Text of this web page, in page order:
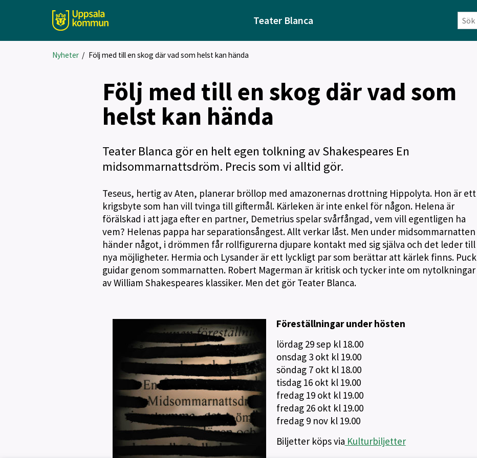
Teater Blanca
Nyheter / Följ med till en skog där vad som helst kan hända
Följ med till en skog där vad som
helst kan hända
Teater Blanca gör en helt egen tolkning av Shakespeares En
midsommarnattsdröm. Precis som vi alltid gör.
Teseus, hertig av Aten, planerar bröllop med amazonernas drottning Hippolyta. Hon är ett
krigsbyte som han vill tvinga till giftermål. Kärleken är inte enkel för någon. Helena är
förälskad i att jaga efter en partner, Demetrius spelar svårfångad, vem vill egentligen ha
vem? Helenas pappa har separationsångest. Allt verkar låst. Men under midsommarnatten
händer något, i drömmen får rollfigurerna djupare kontakt med sig själva och det leder till
nya möjligheter. Hermia och Lysander är ett lyckligt par som berättar att kärlek finns. Puck
guidar genom sommarnatten. Robert Magerman är kritisk och tycker inte om nytolkningar
av William Shakespeares klassiker. Men det gör Teater Blanca.
Föreställningar under hösten
lördag 29 sep kl 18.00
onsdag 3 okt kl 19.00
söndag 7 okt kl 18.00
tisdag 16 okt kl 19.00
fredag 19 okt kl 19.00
fredag 26 okt kl 19.00
fredag 9 nov kl 19.00
Biljetter köps via Kulturbiljetter